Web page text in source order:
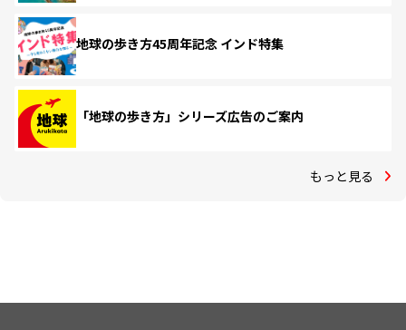
地球の歩き方45周年記念 インド特集
「地球の歩き方」シリーズ広告のご案内
もっと見る